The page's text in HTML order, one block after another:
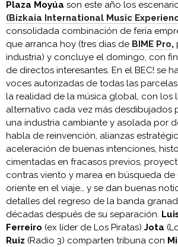
Plaza Moyúa son este año los
(Bizkaia International Music
consolidada combinación de feria
que arranca hoy (tres días de BIME Pro,
industria) y concluye el domingo, con
de directos interesantes. En el BEC! se
voces autorizadas de todas las
la realidad de la música global, con los
alternativo cada vez más desdibujados
una industria cambiante y asolada por
habla de reinvención, alianzas
aceleración de buenas intenciones,
cimentadas en fracasos previos,
contras viento y marea en búsqueda
oriente en el viaje… y se dan buenas
detalles del regreso de la banda
décadas después de su separación.
Ferreiro (ex líder de Los Piratas) Jota
Ruiz (Radio 3) comparten tribuna con